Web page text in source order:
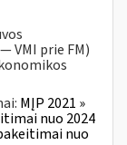
VMI prie FM)
MĮP 2021 »
nuo 2024
nuo